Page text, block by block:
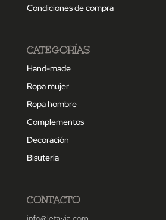
Condiciones de compra
CATEGORÍAS
Hand-made
Ropa mujer
Ropa hombre
Complementos
Decoración
Bisutería
CONTACTO